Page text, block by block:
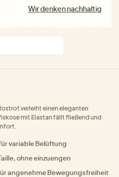
Wir denken nachhaltig
verleiht einen eleganten
mit Elastan fällt fließend und
variable Belüftung
ohne einzuengen
angenehme Bewegungsfreiheit